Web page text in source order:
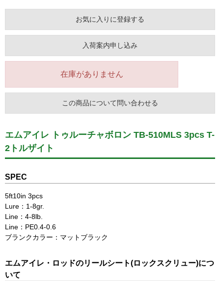
お気に入りに登録する
入荷案内申し込み
在庫がありません
この商品について問い合わせる
エムアイレ トゥルーチャボロン TB-510MLS 3pcs T-
2トルザイト
SPEC
5ft10in 3pcs
Lure：1-8gr.
Line：4-8lb.
Line：PE0.4-0.6
ブランクカラー：マットブラック
エムアイレ・ロッドのリールシート(ロックスクリュー)につ
いて